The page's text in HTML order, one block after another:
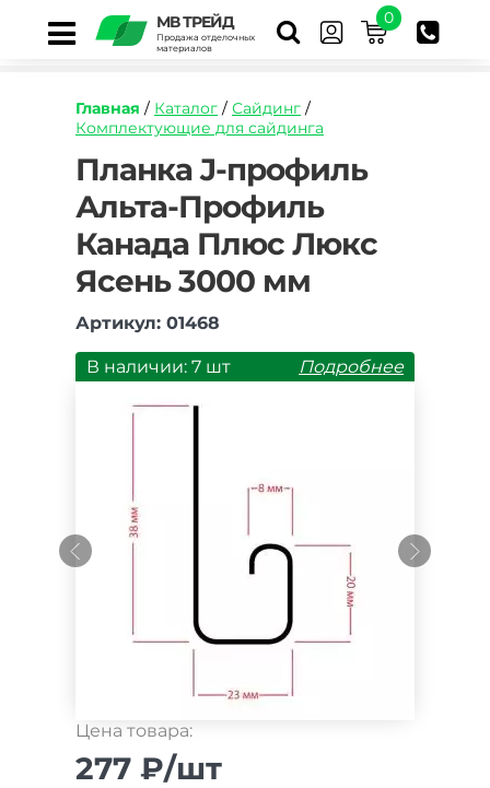
МВ ТРЕЙД
Продажа отделочных
материалов
0
Главная / Каталог / Сайдинг /
Комплектующие для сайдинга
https://mvtrade.ru/images/id/normal/planka-
j-
profil-
alta-
profil-
kanada-
plyus-
yasen-
3000-
mm.jpg
Планка J-профиль
Альта-Профиль
Канада Плюс Люкс
Ясень 3000 мм
Артикул: 01468
В наличии: 7 шт Подробнее
Цена товара:
277 ₽/шт